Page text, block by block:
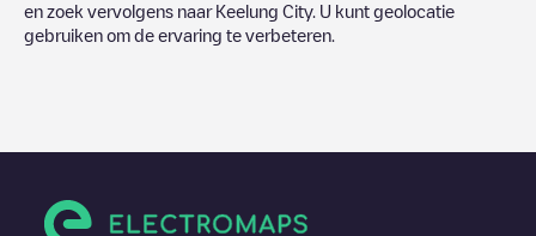
en zoek vervolgens naar Keelung City. U kunt geolocatie
gebruiken om de ervaring te verbeteren.